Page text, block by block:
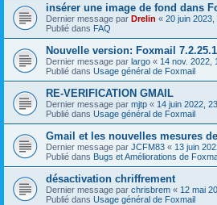
insérer une image de fond dans
Dernier message par Drelin « 20 juin 2023,
Publié dans FAQ
Nouvelle version: Foxmail
Dernier message par largo « 14 nov. 2022,
Publié dans Usage général de Foxmail
RE-VERIFICATION GMAIL
Dernier message par mjtp « 14 juin 2022,
Publié dans Usage général de Foxmail
Gmail et les nouvelles mesures
Dernier message par JCFM83 « 13 juin
Publié dans Bugs et Améliorations de
désactivation chriffrement
Dernier message par chrisbrem « 12 mai
Publié dans Usage général de Foxmail